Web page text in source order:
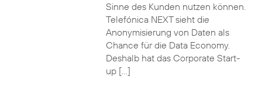
Sinne des Kunden nutzen können.
Telefónica NEXT sieht die
Anonymisierung von Daten als
Chance für die Data Economy.
Deshalb hat das Corporate Start-
up […]